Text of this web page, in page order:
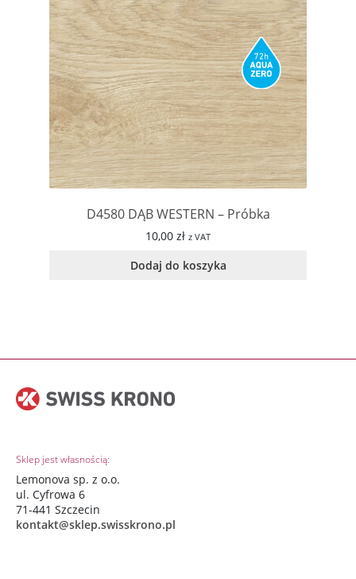
D4580 DĄB WESTERN – Próbka
10,00 zł z VAT
Dodaj do koszyka
Sklep jest własnością:
Lemonova sp. z o.o.
ul. Cyfrowa 6
71-441 Szczecin
kontakt@sklep.swisskrono.pl